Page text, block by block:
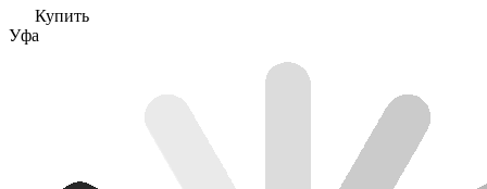
Купить
Уфа